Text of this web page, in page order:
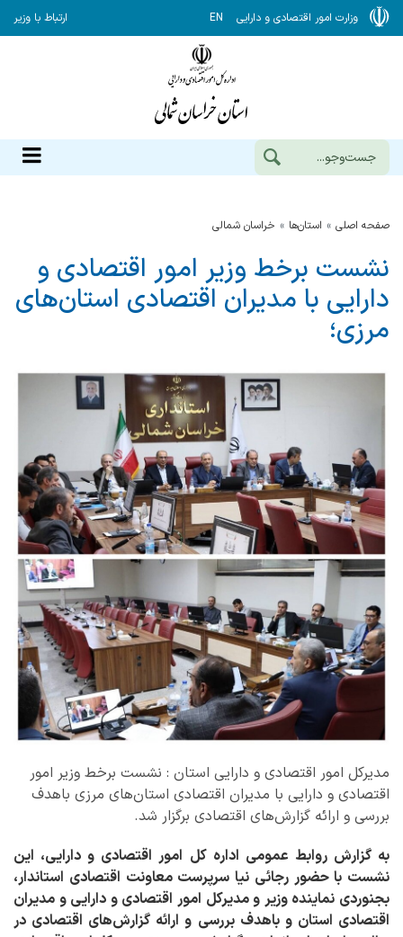
وزارت امور اقتصادی و دارایی EN ارتباط با وزیر
صفحه اصلی استان‌ها خراسان شمالي
نشست برخط وزیر امور اقتصادی و
دارایی با مدیران اقتصادی استان‌های
مرزی؛
مدیرکل امور اقتصادی و دارایی استان : نشست برخط وزیر امور
اقتصادی و دارایی با مدیران اقتصادی استان‌های مرزی باهدف
بررسی و ارائه گزارش‌های اقتصادی برگزار شد.
به گزارش روابط عمومی اداره کل امور اقتصادی و دارایی، این
نشست با حضور رجائی نیا سرپرست معاونت اقتصادی استاندار،
بجنوردی نماینده وزیر و مدیرکل امور اقتصادی و دارایی و مدیران
اقتصادی استان و باهدف بررسی و ارائه گزارش‌های اقتصادی در